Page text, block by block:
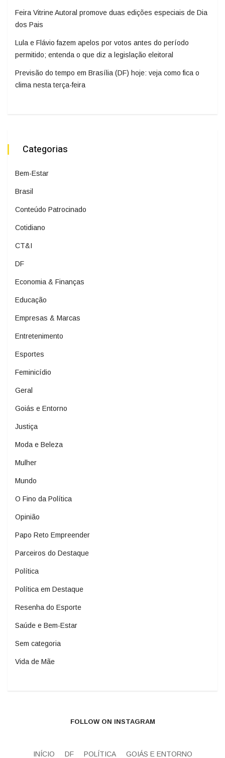
Feira Vitrine Autoral promove duas edições especiais de Dia
dos Pais
Lula e Flávio fazem apelos por votos antes do período
permitido; entenda o que diz a legislação eleitoral
Previsão do tempo em Brasília (DF) hoje: veja como fica o
clima nesta terça-feira
Categorias
Bem-Estar
Brasil
Conteúdo Patrocinado
Cotidiano
CT&I
DF
Economia & Finanças
Educação
Empresas & Marcas
Entretenimento
Esportes
Feminicídio
Geral
Goiás e Entorno
Justiça
Moda e Beleza
Mulher
Mundo
O Fino da Política
Opinião
Papo Reto Empreender
Parceiros do Destaque
Política
Política em Destaque
Resenha do Esporte
Saúde e Bem-Estar
Sem categoria
Vida de Mãe
FOLLOW ON INSTAGRAM
INÍCIO DF POLÍTICA GOIÁS E ENTORNO